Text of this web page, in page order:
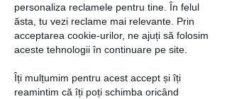
personaliza reclamele pentru tine. În felul
ăsta, tu vezi reclame mai relevante. Prin
acceptarea cookie-urilor, ne ajuți să folosim
aceste tehnologii în continuare pe site.
Îți mulțumim pentru acest accept și îți
reamintim că îți poți schimba oricând
Madalina si-au intrat foarte repede in
rol, facand din acest pictorial unul plin
de magie. Lectiile de gratie si atitudine
le-au fost de mare folos frumoaselor
concurente, ale caror fotografii sunt din
ce in ce mai elaborate.